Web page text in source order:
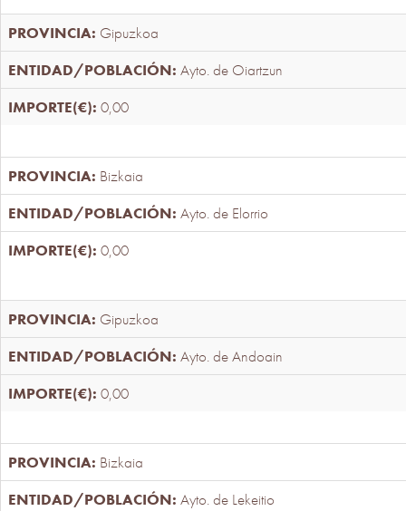
Gipuzkoa
Ayto. de Oiartzun
0,00
Bizkaia
Ayto. de Elorrio
0,00
Gipuzkoa
Ayto. de Andoain
0,00
Bizkaia
Ayto. de Lekeitio